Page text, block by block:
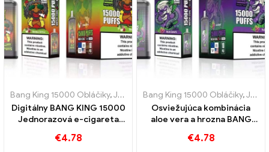
Bang King 15000 Obláčiky,Jednorazové elektronické cigarety Švédsko
Digitálny BANG KING 15000
Jednorazová e-cigareta
červených a zelených jabĺk
€4.78
Bang King 15000 Obláčiky,Jednorazové elektronické cigarety Švédsko
Osviežujúca kombinácia
aloe vera a hrozna BANG
jednorazová e-cigareta
€4.78